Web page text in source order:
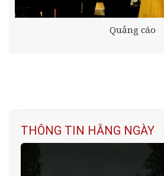
Quảng cáo
THÔNG TIN HẰNG NGÀY